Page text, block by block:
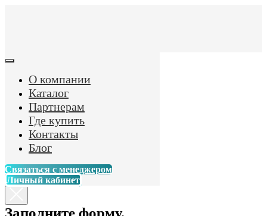
О компании
Каталог
Партнерам
Где купить
Контакты
Блог
Связаться с менеджером
Личный кабинет
Заполните форму.